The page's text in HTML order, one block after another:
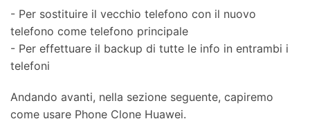
- Per sostituire il vecchio telefono con il nuovo
telefono come telefono principale
- Per effettuare il backup di tutte le info in entrambi i
telefoni
Andando avanti, nella sezione seguente, capiremo
come usare Phone Clone Huawei.